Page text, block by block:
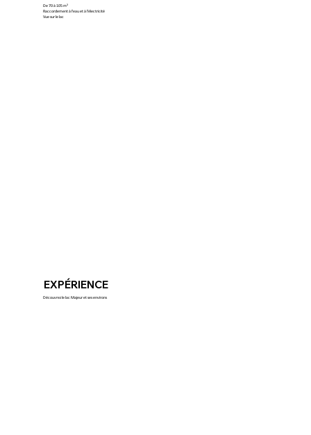
De 70 à 105 m²
Raccordement à l'eau et à l'électricité
Vue sur le lac
EXPÉRIENCE
Découvrez le lac Majeur et ses environs